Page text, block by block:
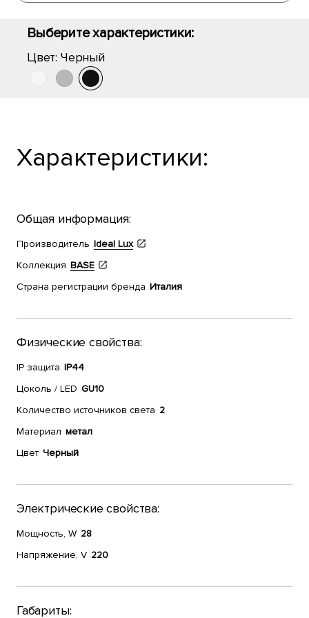
Выберите характеристики:
Цвет: Черный
Характеристики:
Общая информация:
Производитель Ideal Lux
Коллекция BASE
Страна регистрации бренда Италия
Физические свойства:
IP защита IP44
Цоколь / LED GU10
Количество источников света 2
Материал метал
Цвет Черный
Электрические свойства:
Мощность, W 28
Напряжение, V 220
Габариты: